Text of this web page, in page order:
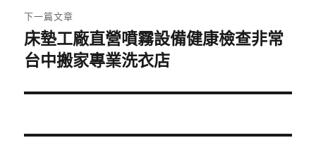
章:
下一篇文章
下
一
文
床墊工廠直營噴霧設備健康檢查非常
台中搬家專業洗衣店